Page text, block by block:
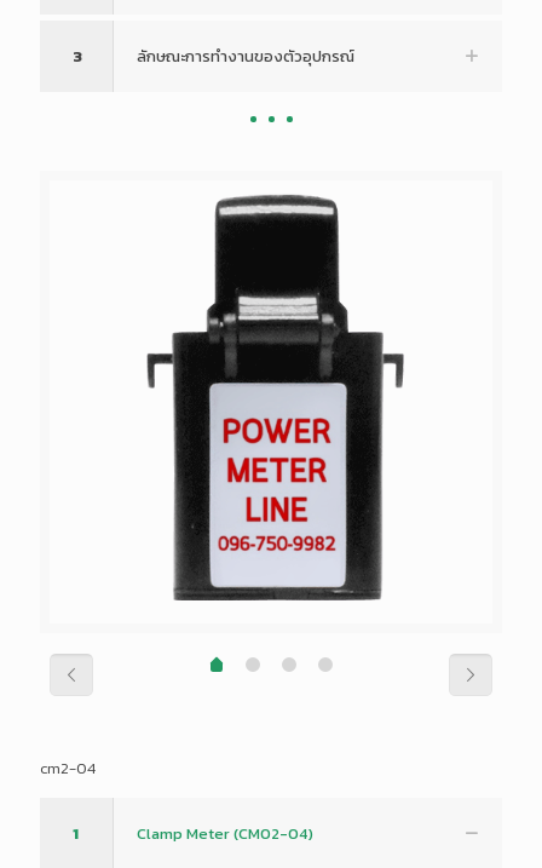
3 ลักษณะการทำงานของตัวอุปกรณ์
cm2-04
1 Clamp Meter (CM02-04)